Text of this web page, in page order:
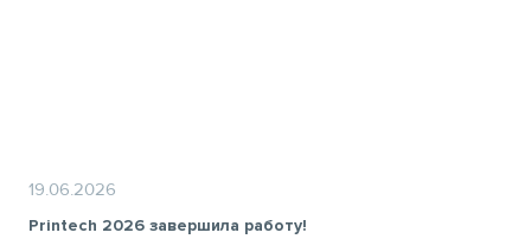
19.06.2026
Printech 2026 завершила работу!